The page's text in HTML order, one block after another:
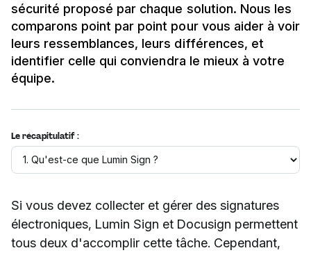
sécurité proposé par chaque solution. Nous les
comparons point par point pour vous aider à voir
leurs ressemblances, leurs différences, et
identifier celle qui conviendra le mieux à votre
équipe.
Le récapitulatif :
Si vous devez collecter et gérer des signatures
électroniques, Lumin Sign et Docusign permettent
tous deux d'accomplir cette tâche. Cependant,